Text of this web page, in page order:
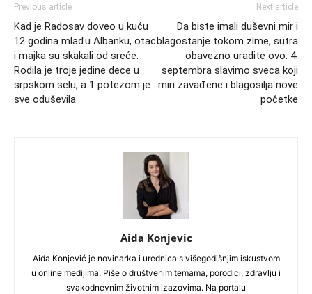
Previous article
Kad je Radosav doveo u kuću
12 godina mlađu Albanku, otac
i majka su skakali od sreće:
Rodila je troje jedine dece u
srpskom selu, a 1 potezom je
sve oduševila
Next article
Da biste imali duševni mir i
blagostanje tokom zime, sutra
obavezno uradite ovo: 4.
septembra slavimo sveca koji
miri zavađene i blagosilja nove
početke
Aida Konjevic
Aida Konjević je novinarka i urednica s višegodišnjim iskustvom
u online medijima. Piše o društvenim temama, porodici, zdravlju i
svakodnevnim životnim izazovima. Na portalu